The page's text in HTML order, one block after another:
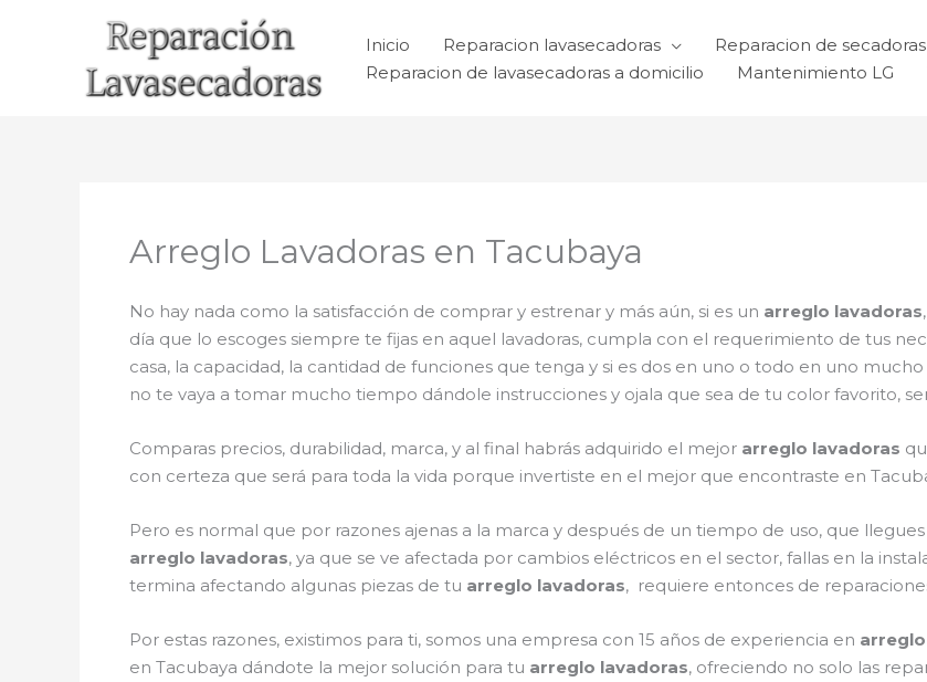
Inicio Reparacion lavasecadoras Reparacion de
Reparacion de lavasecadoras a domicilio
Mantenimiento LG
Arreglo Lavadoras en Tacubaya
No hay nada como la satisfacción de comprar y estrenar y más aún, si es un arreglo lavadoras
día que lo escoges siempre te fijas en aquel lavadoras, cumpla con el requerimiento de tus
casa, la capacidad, la cantidad de funciones que tenga y si es dos en uno o todo en uno
no te vaya a tomar mucho tiempo dándole instrucciones y ojala que sea de tu color favorito,
Comparas precios, durabilidad, marca, y al final habrás adquirido el mejor arreglo lavadoras
con certeza que será para toda la vida porque invertiste en el mejor que encontraste en
Pero es normal que por razones ajenas a la marca y después de un tiempo de uso, que
arreglo lavadoras, ya que se ve afectada por cambios eléctricos en el sector, fallas en la
termina afectando algunas piezas de tu arreglo lavadoras, requiere entonces de
Por estas razones, existimos para ti, somos una empresa con 15 años de experiencia en
en Tacubaya dándote la mejor solución para tu arreglo lavadoras, ofreciendo no solo las